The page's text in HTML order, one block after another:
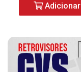
Adicionar